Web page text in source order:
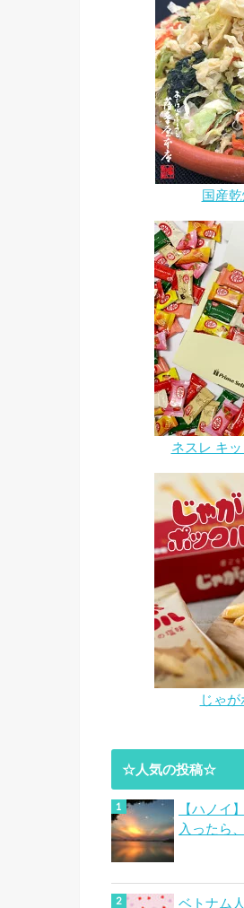
国産
ネスレ キ
じゃ
☆人気の投稿☆
【ハノイ
入ったら
ベトナム